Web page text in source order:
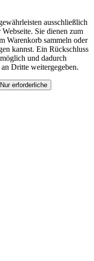
ausschließlich
Sie dienen zum
Warenkorb sammeln oder
kannst. Ein Rückschluss
und dadurch
Dritte weitergegeben.
Nur erforderliche